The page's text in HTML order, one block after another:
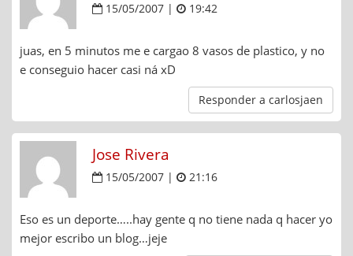
15/05/2007 | 19:42
juas, en 5 minutos me e cargao 8 vasos de plastico, y no
e conseguio hacer casi ná xD
Responder a carlosjaen
Jose Rivera
15/05/2007 | 21:16
Eso es un deporte…..hay gente q no tiene nada q hacer yo
mejor escribo un blog…jeje